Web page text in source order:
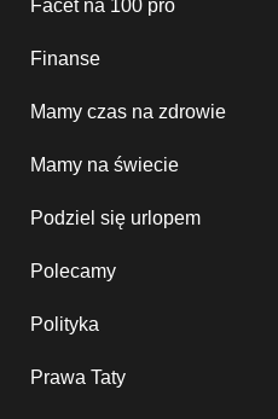
Facet na 100 pro
Finanse
Mamy czas na zdrowie
Mamy na świecie
Podziel się urlopem
Polecamy
Polityka
Prawa Taty